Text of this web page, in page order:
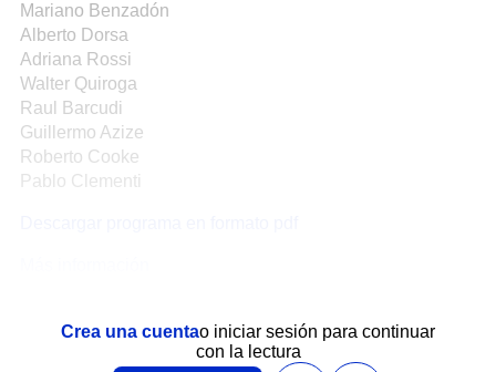
Mariano Benzadón
Alberto Dorsa
Adriana Rossi
Walter Quiroga
Raul Barcudi
Guillermo Azize
Roberto Cooke
Pablo Clementi
Crea una cuentao iniciar sesión para continuar
con la lectura